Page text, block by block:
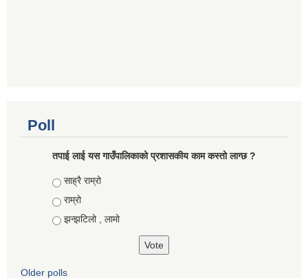
Poll
तपाई लाई यस गाउँपालिकाको प्रशासकीय काम कस्तो लाग्छ ?
Choices
साह्रै राम्रो
राम्रो
झन्झटिलो , लामो
Older polls